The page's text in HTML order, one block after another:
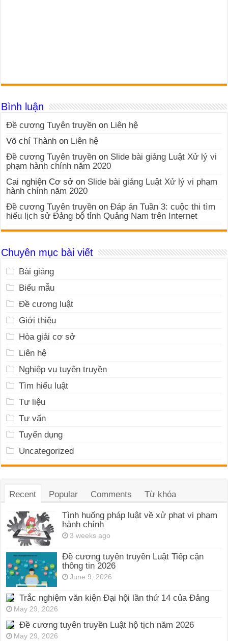
Bình luận
Đề cương Tuyên truyền on Liên hệ
Võ chí Thành on Liên hệ
Đề cương Tuyên truyền on Slide bài giảng Luật Xử lý vi
phạm hành chính năm 2020
Cai nghiện Cơ sở on Slide bài giảng Luật Xử lý vi phạm
hành chính năm 2020
Đề cương Tuyên truyền onĐáp án Tuần 3: cuộc thi tìm
hiểu lịch sử Đảng bộ tỉnh Quảng Nam trên Internet
Chuyên mục bài viết
Bài giảng
Biểu mẫu
Đề cương luật
Giới thiệu
Hòa giải cơ sở
Liên hệ
Nghiệp vụ tuyên truyền
Tìm hiểu luật
Tư liệu
Tư vấn
Tuyển dụng
Uncategorized
Recent Popular Comments Từ khóa
Tình huống pháp luật về xử phạt vi phạm
hành chính
3 weeks ago
Đề cương tuyên truyền Luật Tiếp cận
thông tin 2026
June 9, 2026
Trắc nghiệm văn kiện Đại hội lần thứ 14 của Đảng
May 29, 2026
Đề cương tuyên truyền Luật hộ tịch năm 2026
May 29, 2026